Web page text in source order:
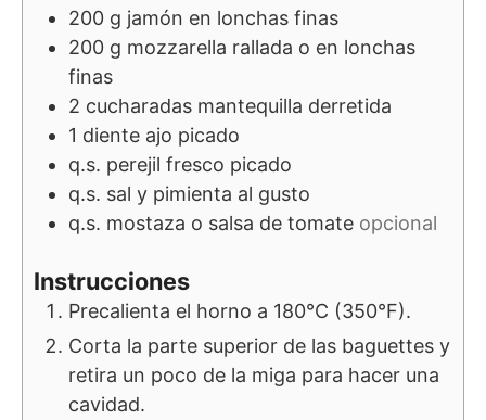
200 g jamón en lonchas finas
200 g mozzarella rallada o en lonchas
finas
2 cucharadas mantequilla derretida
1 diente ajo picado
q.s. perejil fresco picado
q.s. sal y pimienta al gusto
q.s. mostaza o salsa de tomate opcional
Instrucciones
Precalienta el horno a 180°C (350°F).
Corta la parte superior de las baguettes y
retira un poco de la miga para hacer una
cavidad.